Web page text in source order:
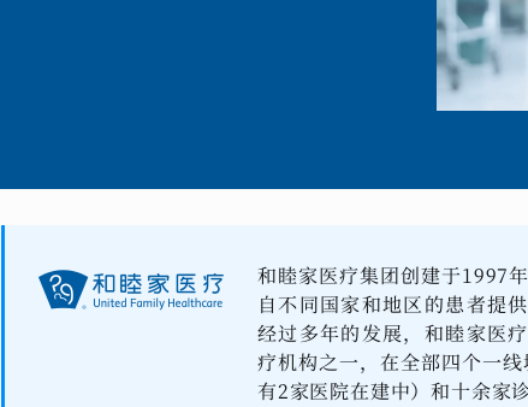
和睦家医疗集团创建于1997
自不同国家和地区的患者提
经过多年的发展，和睦家医
疗机构之一，在全部四个一
有2家医院在建中）和十余家诊